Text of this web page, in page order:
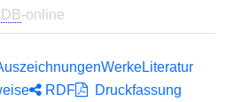
-online
WerkeLiteratur
RDF
Druckfassung